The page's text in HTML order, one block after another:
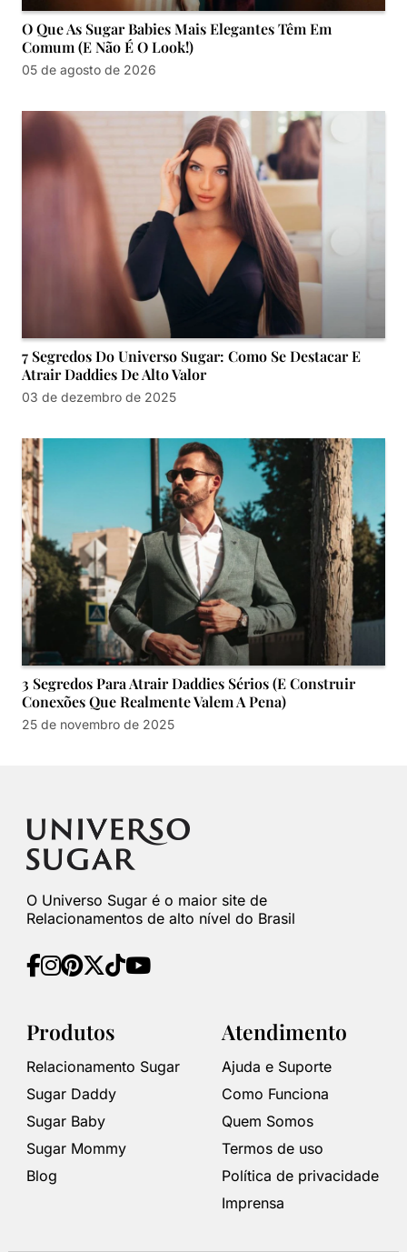
O Que As Sugar Babies Mais Elegantes Têm Em
Comum (e Não É O Look!)
05 de agosto de 2026
7 Segredos Do Universo Sugar: Como Se Destacar E
Atrair Daddies De Alto Valor
03 de dezembro de 2025
3 Segredos Para Atrair Daddies Sérios (E Construir
Conexões Que Realmente Valem A Pena)
25 de novembro de 2025
O Universo Sugar é o maior site de
Relacionamentos de alto nível do Brasil
Produtos
Relacionamento Sugar
Sugar Daddy
Sugar Baby
Sugar Mommy
Blog
Atendimento
Ajuda e Suporte
Como Funciona
Quem Somos
Termos de uso
Política de privacidade
Imprensa